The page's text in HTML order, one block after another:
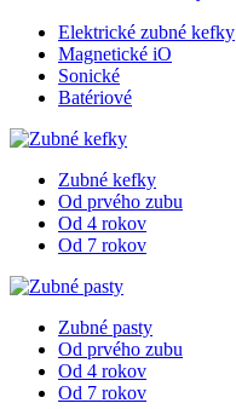
Elektrické zubné kefky
Magnetické iO
Sonické
Batériové
Zubné kefky
Od prvého zubu
Od 4 rokov
Od 7 rokov
Zubné pasty
Od prvého zubu
Od 4 rokov
Od 7 rokov